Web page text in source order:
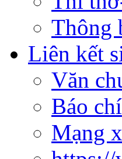
Thông
Liên kết
Văn
Báo chí
Mạng